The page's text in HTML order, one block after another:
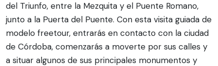
del Triunfo, entre la Mezquita y el Puente Romano,
junto a la Puerta del Puente. Con esta visita guiada de
modelo freetour, entrarás en contacto con la ciudad
de Córdoba, comenzarás a moverte por sus calles y
a situar algunos de sus principales monumentos y